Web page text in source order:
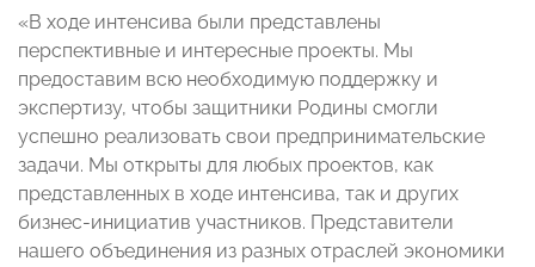
«В ходе интенсива были представлены
перспективные и интересные проекты. Мы
предоставим всю необходимую поддержку и
экспертизу, чтобы защитники Родины смогли
успешно реализовать свои предпринимательские
задачи. Мы открыты для любых проектов, как
представленных в ходе интенсива, так и других
бизнес-инициатив участников. Представители
нашего объединения из разных отраслей экономики